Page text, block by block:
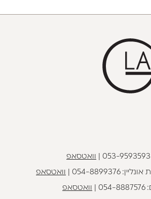
053-9593593 וואטסאפ
054-8899376 וואטסאפ
054-8887576 וואטסאפ